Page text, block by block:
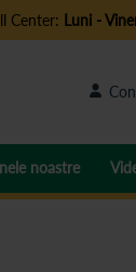
Center: Luni -
noastre